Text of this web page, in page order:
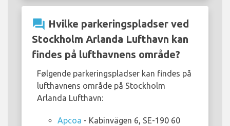
question_answer Hvilke parkeringspladser ved
Stockholm Arlanda Lufthavn kan
findes på lufthavnens område?
Følgende parkeringspladser kan findes på
lufthavnens område på Stockholm
Arlanda Lufthavn:
Apcoa - Kabinvägen 6, SE-190 60